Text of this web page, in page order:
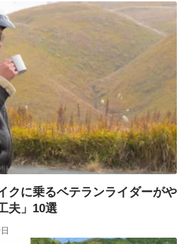
クに乗るベテランライダーがや
夫」10選